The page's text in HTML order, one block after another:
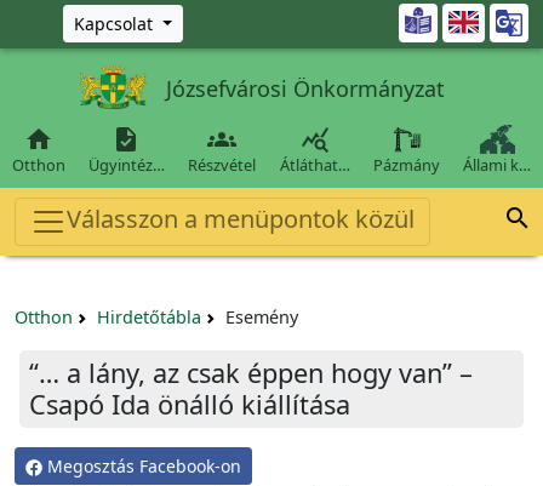
Ugrás a fő tartalomra
Kapcsolat 
Józsefvárosi Önkormányzat

Otthon

Ügyintéz…

Részvétel

Átláthat… Pázmány Állami k…
Válasszon a menüpontok közül 
Otthon Hirdetőtábla Esemény
“… a lány, az csak éppen hogy van” –
Csapó Ida önálló kiállítása
Megosztás Facebook-on